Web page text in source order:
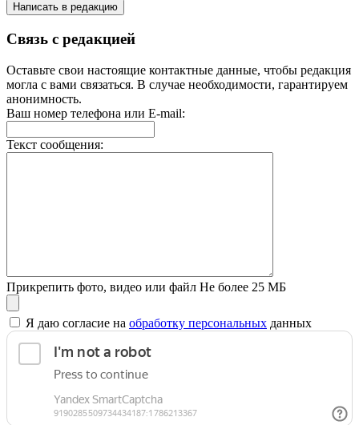
Написать в редакцию
Связь с редакцией
Оставьте свои настоящие контактные данные, чтобы редакция
могла с вами связаться. В случае необходимости, гарантируем
анонимность.
Ваш номер телефона или E-mail:
Текст сообщения:
Прикрепить фото, видео или файл Не более 25 МБ
Я даю согласие на обработку персональных данных